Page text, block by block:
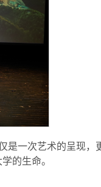
是一次艺术的呈现，
的生命。